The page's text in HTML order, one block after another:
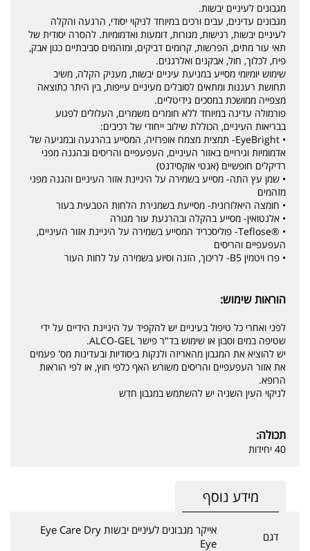
מגבונים לעיניים יבשות.
מגבונים עדינים, עבים ורכים במיוחד לניקוי יסודי, הרגעה והקלה
לעיניים יבשות, רגישות, מגורות, דומעות ואדמומיות. להסרה יסודית של
תאי עור מתים, הפרשות, קרומים דביקים, ומזהמים סביבתיים כגון אבק,
פיח, לכלוך, חול, אבקנים ואלרגנים.
שימוש יומיומי מסייע במניעת עיניים יבשות, מעניק הקלה, משיב
תחושת רעננות ומתאים לסובלים מעיניים עייפות, בין היתר כתוצאה
מצפייה ממושכת במסכים גידיטליים.
פורמולה עדינה במיוחד ללא חומרים משמרים, העלולים לפגוע
בבריאות העיניים, הכוללת שילוב ייחודי של רכיבים:
• EyeBright- תמצית מצמח אופרזיה, המסייע בהרגעה ובמניעה של
אדמומיות וגירויים באזור העיניים, העפעפיים והריסים ובהגנה מפני
רדיקלים חופשיים (אנטי אוקסידנט)
• שמן עץ התה- מסייע בשמירה על היגיינת אזור העיניים והגנה מפני
מזהמים
• חומצה היאלורונית- מסייעת בשמנירת הלחות הטבעית בעור
• אלנטואין- מסייע בהקלה ובהרגעת עור מגורה
• ®Teflose- פוליסכריד המסייע בשמירה על היגיינת אזור העיניים,
העפעפיים והריסים
• פרו ויטמין B5- לריכוך, הזנה וסיוע בשמירה על לחות העור
הוראות שימוש:
לפני ואחרי כל טיפול בעיניים יש להקפיד על היגיינת הידיים על ידי
שטיפה במים וסבון או שימוש בד"ר פישר ALCO-GEL.
יש להוציא את המגבון מהאריזה ולנקות ביסודיות ובעדינות מס' פעמים
את אזור העפעפיים והריסים משורש האף כלפי חוץ, או לפי הוראות
הרופא.
לניקוי העין השניה יש להשתמש במגבון חדש
תכולה:
40 יחידות
מידע נוסף
דגם
אייקר מגבונים לעיניים יבשות Eye Care Dry
Eye